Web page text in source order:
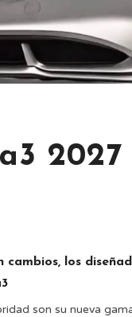
los
son su nueva